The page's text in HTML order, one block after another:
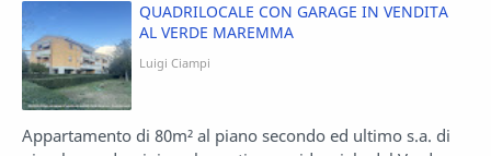
QUADRILOCALE CON GARAGE IN VENDITA
AL VERDE MAREMMA
Luigi Ciampi
Appartamento di 80m² al piano secondo ed ultimo s.a. di